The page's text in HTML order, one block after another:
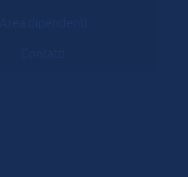
Area dipendenti
Contatti